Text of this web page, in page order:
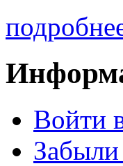
Войти
Забыли